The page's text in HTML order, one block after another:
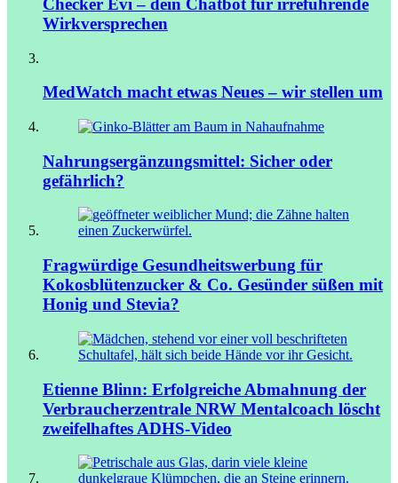
Checker Evi – dein Chatbot für irreführende
Wirkversprechen
MedWatch macht etwas Neues – wir stellen um
Nahrungsergänzungsmittel: Sicher oder
gefährlich?
Fragwürdige Gesundheitswerbung für
Kokosblütenzucker & Co. Gesünder süßen mit
Honig und Stevia?
Etienne Blinn: Erfolgreiche Abmahnung der
Verbraucherzentrale NRW Mentalcoach löscht
zweifelhaftes ADHS-Video